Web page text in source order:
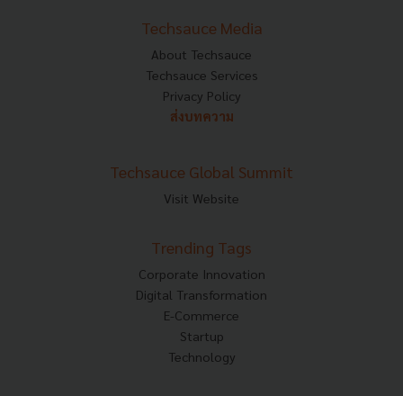
Techsauce Media
About Techsauce
Techsauce Services
Privacy Policy
ส่งบทความ
Techsauce Global Summit
Visit Website
Trending Tags
Corporate Innovation
Digital Transformation
E-Commerce
Startup
Technology